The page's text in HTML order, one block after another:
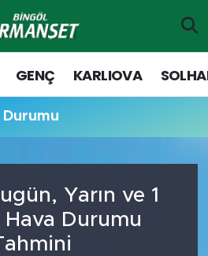
GENÇ KARLIOVA
Yarın ve 1
Hava Durumu
Haritası